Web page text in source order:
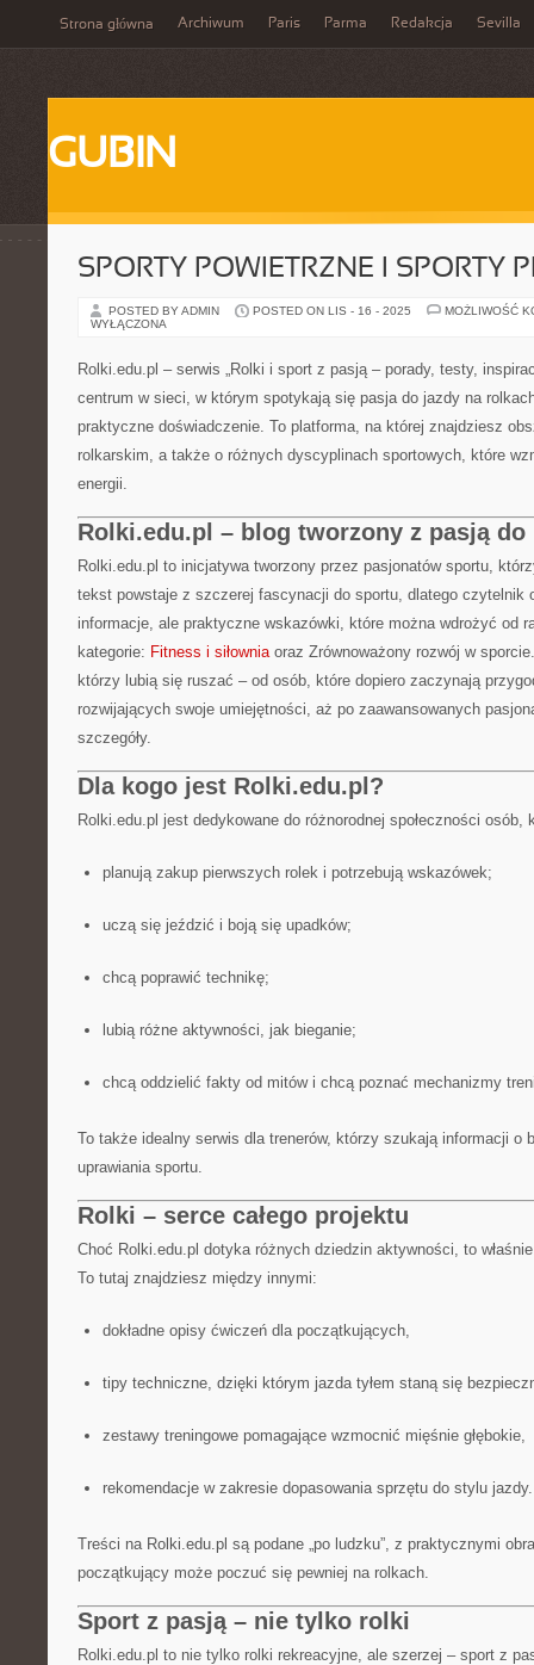
Strona główna Archiwum Paris Parma Redakcja Sevilla
GUBIN
SPORTY POWIETRZNE I SPORTY
POSTED BY ADMIN POSTED ON LIS - 16 - 2025
MOŻLIWOŚĆ
WYŁĄCZONA
Rolki.edu.pl – serwis „Rolki i sport z pasją – porady, testy,
centrum w sieci, w którym spotykają się pasja do jazdy na
praktyczne doświadczenie. To platforma, na której znajdziesz
rolkarskim, a także o różnych dyscyplinach sportowych, które
energii.
Rolki.edu.pl – blog tworzony z pasją do
Rolki.edu.pl to inicjatywa tworzony przez pasjonatów sportu,
tekst powstaje z szczerej fascynacji do sportu, dlatego czytelnik
informacje, ale praktyczne wskazówki, które można wdrożyć od
kategorie: Fitness i siłowniaoraz Zrównoważony rozwój w
którzy lubią się ruszać – od osób, które dopiero zaczynają
rozwijających swoje umiejętności, aż po zaawansowanych
szczegóły.
Dla kogo jest Rolki.edu.pl?
Rolki.edu.pl jest dedykowane do różnorodnej społeczności osób,
planują zakup pierwszych rolek i potrzebują wskazówek;
uczą się jeździć i boją się upadków;
chcą poprawić technikę;
lubią różne aktywności, jak bieganie;
chcą oddzielić fakty od mitów i chcą poznać mechanizmy
To także idealny serwis dla trenerów, którzy szukają informacji o
uprawiania sportu.
Rolki – serce całego projektu
Choć Rolki.edu.pl dotyka różnych dziedzin aktywności, to
To tutaj znajdziesz między innymi:
dokładne opisy ćwiczeń dla początkujących,
tipy techniczne, dzięki którym jazda tyłem staną się
zestawy treningowe pomagające wzmocnić mięśnie głębokie,
rekomendacje w zakresie dopasowania sprzętu do stylu jazdy.
Treści na Rolki.edu.pl są podane „po ludzku”, z praktycznymi
początkujący może poczuć się pewniej na rolkach.
Sport z pasją – nie tylko rolki
Rolki.edu.pl to nie tylko rolki rekreacyjne, ale szerzej – sport z